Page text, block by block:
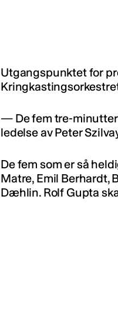
Utgangspunktet for
— De fem tre-
ledelse av Peter
De fem som er så
Matre, Emil Berhardt,
Dæhlin. Rolf Gupta